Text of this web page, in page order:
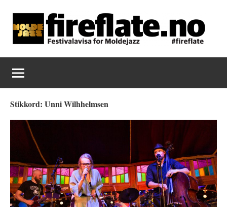
content
Fireflate
Stikkord: Unni Wilhhelmsen